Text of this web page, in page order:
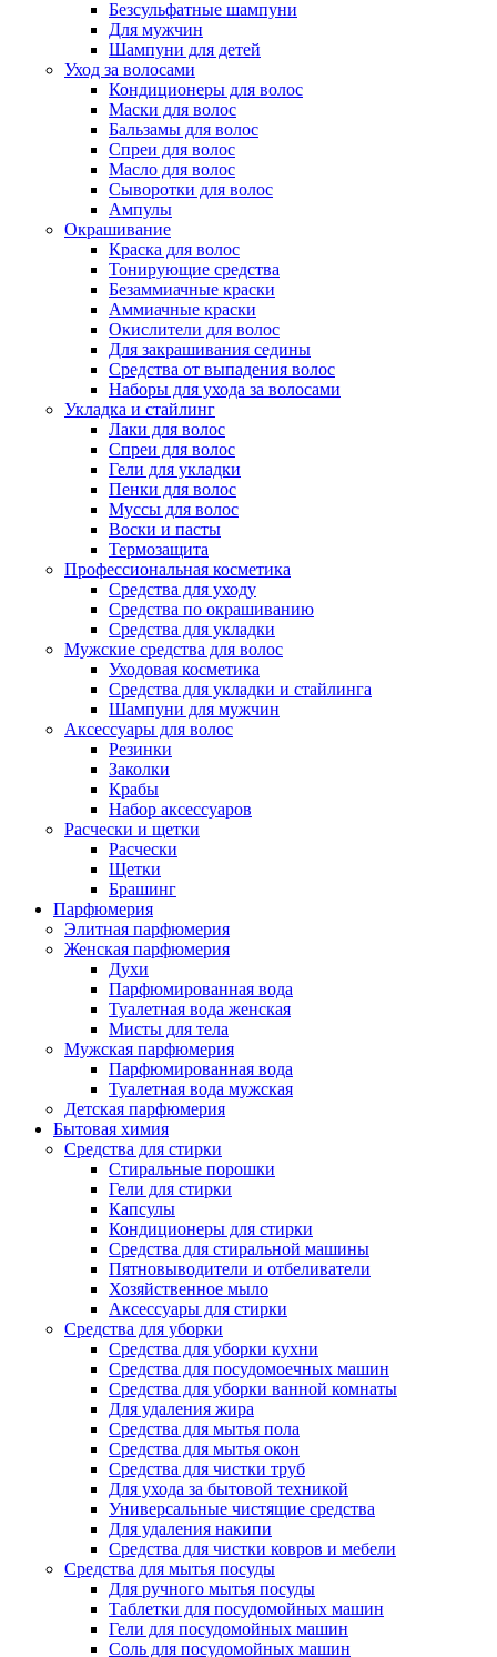
Безсульфатные шампуни
Для мужчин
Шампуни для детей
Уход за волосами
Кондиционеры для волос
Маски для волос
Бальзамы для волос
Спреи для волос
Масло для волос
Сыворотки для волос
Ампулы
Окрашивание
Краска для волос
Тонирующие средства
Безаммиачные краски
Аммиачные краски
Окислители для волос
Для закрашивания седины
Средства от выпадения волос
Наборы для ухода за волосами
Укладка и стайлинг
Лаки для волос
Спреи для волос
Гели для укладки
Пенки для волос
Муссы для волос
Воски и пасты
Термозащита
Профессиональная косметика
Средства для уходу
Средства по окрашиванию
Средства для укладки
Мужские средства для волос
Уходовая косметика
Средства для укладки и стайлинга
Шампуни для мужчин
Аксессуары для волос
Резинки
Заколки
Крабы
Набор аксессуаров
Расчески и щетки
Расчески
Щетки
Брашинг
Парфюмерия
Элитная парфюмерия
Женская парфюмерия
Духи
Парфюмированная вода
Туалетная вода женская
Мисты для тела
Мужская парфюмерия
Парфюмированная вода
Туалетная вода мужская
Детская парфюмерия
Бытовая химия
Средства для стирки
Стиральные порошки
Гели для стирки
Капсулы
Кондиционеры для стирки
Средства для стиральной машины
Пятновыводители и отбеливатели
Хозяйственное мыло
Аксессуары для стирки
Средства для уборки
Средства для уборки кухни
Средства для посудомоечных машин
Средства для уборки ванной комнаты
Для удаления жира
Средства для мытья пола
Средства для мытья окон
Средства для чистки труб
Для ухода за бытовой техникой
Универсальные чистящие средства
Для удаления накипи
Средства для чистки ковров и мебели
Средства для мытья посуды
Для ручного мытья посуды
Таблетки для посудомойных машин
Гели для посудомойных машин
Соль для посудомойных машин